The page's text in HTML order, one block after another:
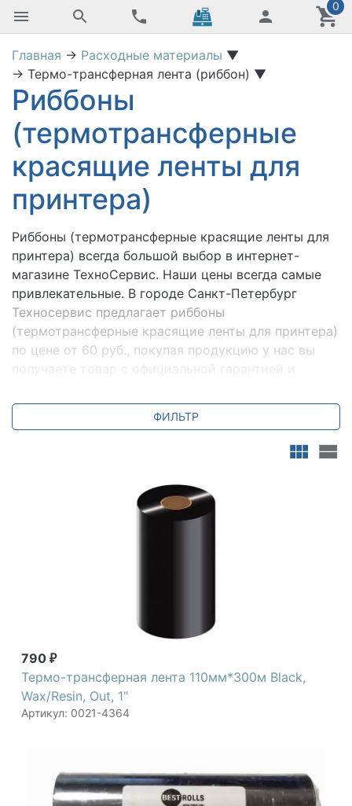
0
Главная → Расходные материалы ▼
→ Термо-трансферная лента (риббон) ▼
Риббоны
(термотрансферные
красящие ленты для
принтера)
Риббоны (термотрансферные красящие ленты для
принтера) всегда большой выбор в интернет-
магазине ТехноСервис. Наши цены всегда самые
привлекательные. В городе Санкт-Петербург
Техносервис предлагает риббоны
(термотрансферные красящие ленты для принтера)
по цене от 60 руб., покупая продукцию у нас вы
получаете товар с официальной гарантией и
Заказать Риббоны (термотрансферные красящие
ленты для принтера) городе Санкт-Петербург
можно с доставкой и настройкой. Всегда для вас
специальные предложения и акции. Мы всегда
готовы ответить на ваши вопросы по телефону +7
ФИЛЬТР
790 ₽
Термо-трансферная лента 110мм*300м Black,
Wax/Resin, Out, 1"
Артикул: 0021-4364